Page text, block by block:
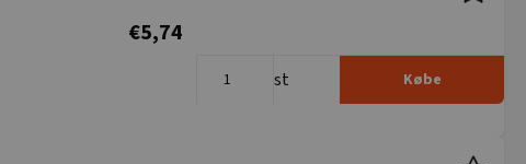
€5,74
st Købe